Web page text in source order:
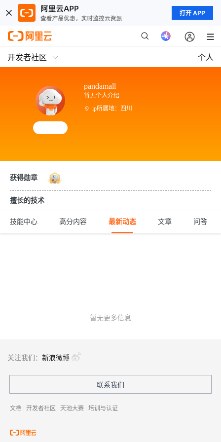
打开 APP
开发者社区 个人
pandamall
暂无个人介绍
ip所属地：四川
获得勋章
擅长的技术
技能中心 高分内容 最新动态 文章 问答
暂无更多信息
关注我们： 新浪微博
联系我们
文档 | 开发者社区 | 天池大赛 | 培训与认证